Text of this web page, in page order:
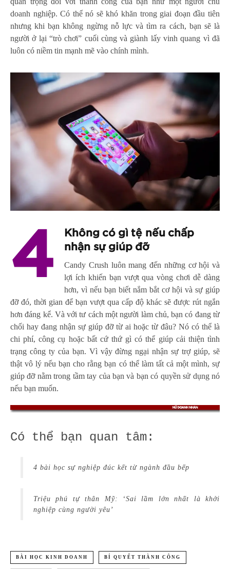
doanh nghiệp. Có thể nó sẽ khó khăn trong giai đoạn đầu tiên
nhưng khi bạn không ngừng nỗ lực và tìm ra cách, bạn sẽ là
người ở lại “trò chơi” cuối cùng và giành lấy vinh quang vì đã
luôn có niềm tin mạnh mẽ vào chính mình.
4
Không có gì tệ nếu chấp
nhận sự giúp đỡ
Candy Crush luôn mang đến những cơ hội và
lợi ích khiến bạn vượt qua vòng chơi dễ dàng
hơn, vì nếu bạn biết nắm bắt cơ hội và sự giúp
đỡ đó, thời gian để bạn vượt qua cấp độ khác sẽ được rút ngắn
hơn đáng kể. Và với tư cách một người làm chủ, bạn có đang từ
chối hay đang nhận sự giúp đỡ từ ai hoặc từ đâu? Nó có thể là
chi phí, công cụ hoặc bất cứ thứ gì có thể giúp cải thiện tình
trạng công ty của bạn. Vì vậy đừng ngại nhận sự trợ giúp, sẽ
thật vô lý nếu bạn cho rằng bạn có thể làm tất cả một mình, sự
giúp đỡ nằm trong tầm tay của bạn và bạn có quyền sử dụng nó
nếu bạn muốn.
Có thể bạn quan tâm:
4 bài học sự nghiệp đúc kết từ ngành đầu bếp
Triệu phú tự thân Mỹ: ‘Sai lầm lớn nhất là khởi
nghiệp cùng người yêu’
BÀI HỌC KINH DOANH BÍ QUYẾT THÀNH CÔNG